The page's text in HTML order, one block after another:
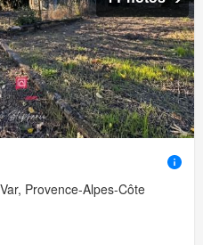
Provence-Alpes-Côte